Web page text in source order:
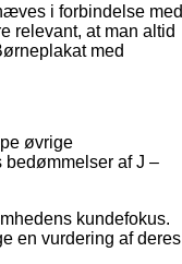
i forbindelse med
relevant, at man altid
med
øvrige
bedømmelser af J –
kundefokus.
en vurdering af deres